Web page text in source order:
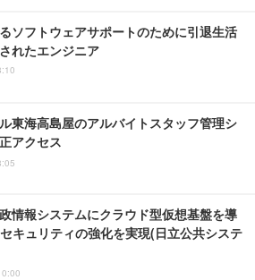
ソフトウェアサポートのために引退生活
れたエンジニア
東海高島屋のアルバイトスタッフ管理シ
アクセス
情報システムにクラウド型仮想基盤を導
キュリティの強化を実現(日立公共システ